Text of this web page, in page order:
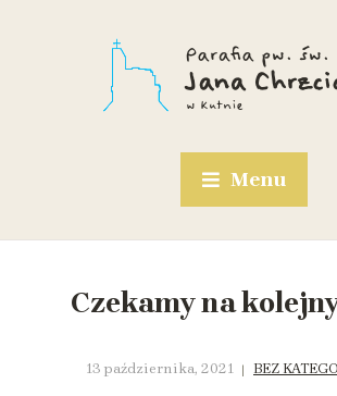
Menu
Czekamy na
13 października, 2021 BEZ